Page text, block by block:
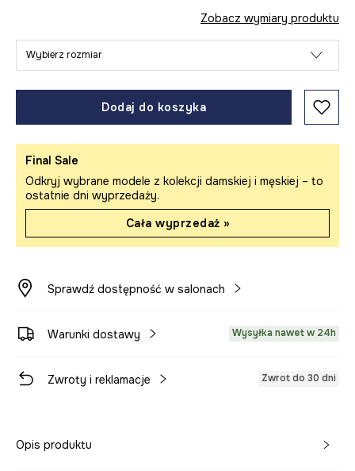
Zobacz wymiary produktu
Wybierz rozmiar
Dodaj do koszyka
Final Sale
Odkryj wybrane modele z kolekcji damskiej i męskiej – to
ostatnie dni wyprzedaży.
Cała wyprzedaż »
Sprawdź dostępność w salonach
Warunki dostawy Wysyłka nawet w 24h
Zwroty i reklamacje Zwrot do 30 dni
Opis produktu